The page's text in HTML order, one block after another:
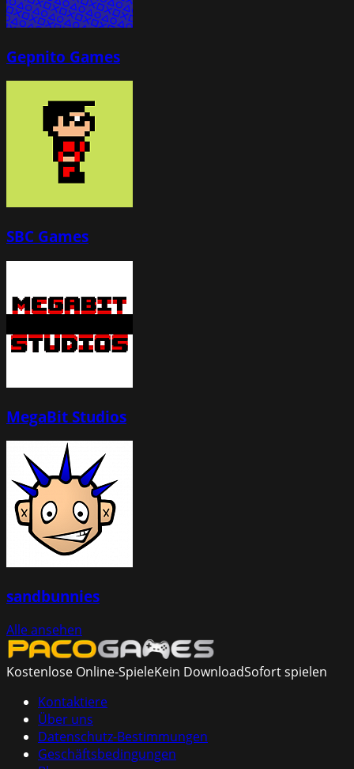
Gepnito Games
SBC Games
MegaBit Studios
sandbunnies
Alle ansehen
Kostenlose Online-SpieleKein DownloadSofort spielen
Kontaktiere
Über uns
Datenschutz-Bestimmungen
Geschäftsbedingungen